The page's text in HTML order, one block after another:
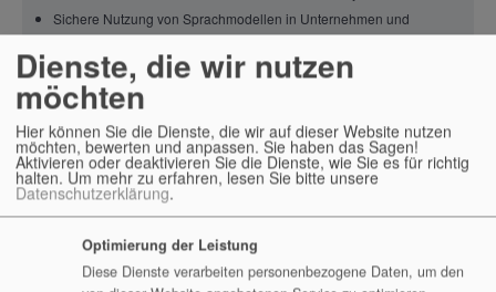
Sichere Nutzung von Sprachmodellen in Unternehmen und
Automatisierung von Arbeitsabläufen
KI-Governance und organisatorische Einführung
IT-Sicherheit und Compliance
SIEM/XDR, Logging und Detection
Firewalls, VPN, Identität und Zugriffskontrolle
Hardening, Schwachstellenmanagement und Sicherheitsarchitektur
Notfallplanung, Runbooks und Krisenübungen
Dienste, die wir nutzen
möchten
Hier können Sie die Dienste, die wir auf dieser Website nutzen
möchten, bewerten und anpassen. Sie haben das Sagen!
Aktivieren oder deaktivieren Sie die Dienste, wie Sie es für richtig
halten. Um mehr zu erfahren, lesen Sie bitte unsere
Datenschutzerklärung.
Optimierung der Leistung
Diese Dienste verarbeiten personenbezogene Daten, um den